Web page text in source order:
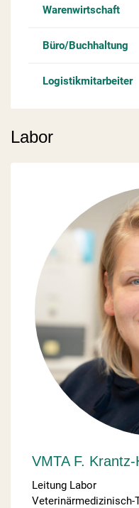
Warenwirtschaft
Büro/Buchhaltung
Logistikmitarbeiter
Labor
VMTA F.
Leitung Labor